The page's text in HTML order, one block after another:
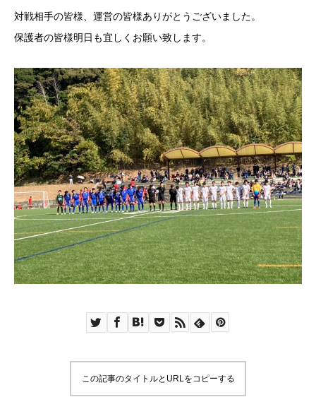
対戦相手の皆様、運営の皆様ありがとうございました。
保護者の皆様明日も宜しくお願い致します。
この記事のタイトルとURLをコピーする